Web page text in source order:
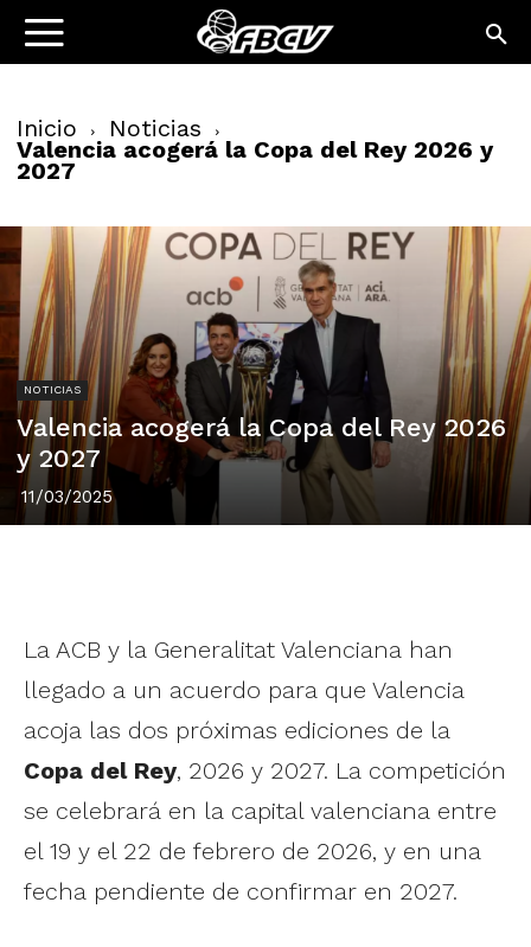
Inicio Noticias
Valencia acogerá la Copa del Rey 2026 y
2027
NOTICIAS
Valencia acogerá la Copa del Rey 2026
y 2027
11/03/2025
La ACB y la Generalitat Valenciana han
llegado a un acuerdo para que Valencia
acoja las dos próximas ediciones de la
Copa del Rey, 2026 y 2027. La competición
se celebrará en la capital valenciana entre
el 19 y el 22 de febrero de 2026, y en una
fecha pendiente de confirmar en 2027.